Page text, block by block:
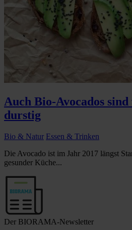
Auch Bio-Avocados
durstig
Bio & Natur Essen & Trinken
Die Avocado ist im Jahr 2017 längst
gesunder Küche...
Der BIORAMA-Newsletter